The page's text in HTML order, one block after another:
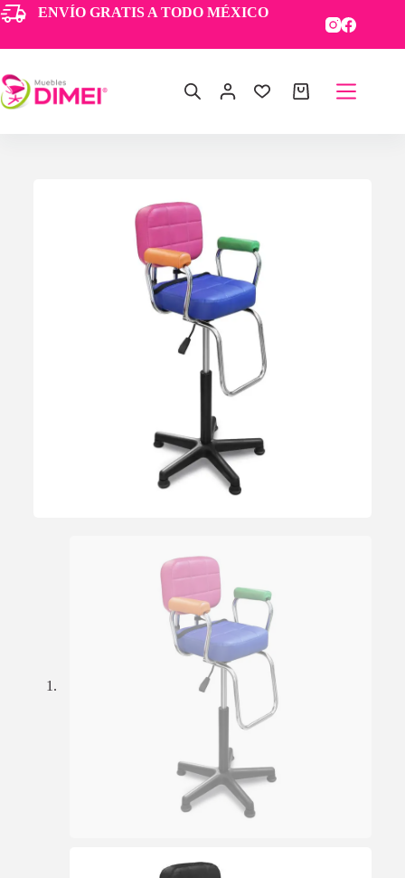
ENVÍO GRATIS A TODO MÉXICO